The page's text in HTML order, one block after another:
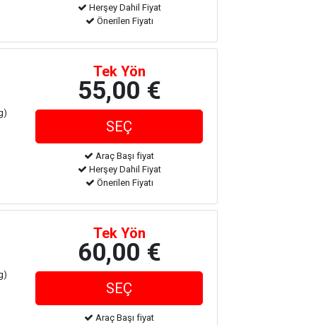
Herşey Dahil Fiyat
Önerilen Fiyatı
Tek Yön
55,00 €
Araç Başı fiyat
Herşey Dahil Fiyat
Önerilen Fiyatı
Tek Yön
60,00 €
Araç Başı fiyat